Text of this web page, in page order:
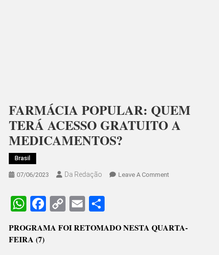
FARMÁCIA POPULAR: QUEM
TERÁ ACESSO GRATUITO A
MEDICAMENTOS?
Brasil
07/06/2023 Da Redação Leave A CommentOn
ACESSO
WhatsApp
Facebook
CopyEmail
PROGRAMA FOI RETOMADO NESTA QUARTA-
FEIRA (7)